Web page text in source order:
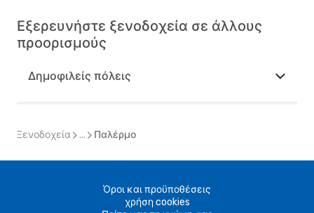
Εξερευνήστε ξενοδοχεία σε άλλους
προορισμούς
Δημοφιλείς πόλεις
Ξενοδοχεία ... Παλέρμο
Όροι και προϋποθέσεις
χρήση cookies